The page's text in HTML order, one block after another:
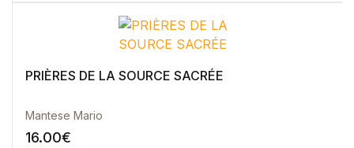
PRIÈRES DE LA SOURCE SACRÉE
Mantese Mario
16.00€